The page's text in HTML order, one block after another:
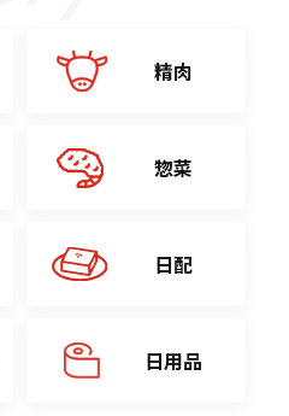
精肉
惣菜
日配
日用品